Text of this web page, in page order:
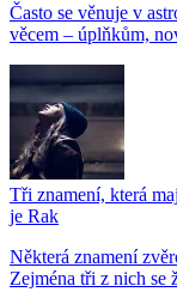
Často se věnuje v
věcem – úplňkům,
Tři znamení, která
je Rak
Některá znamení
Zejména tři z nich se